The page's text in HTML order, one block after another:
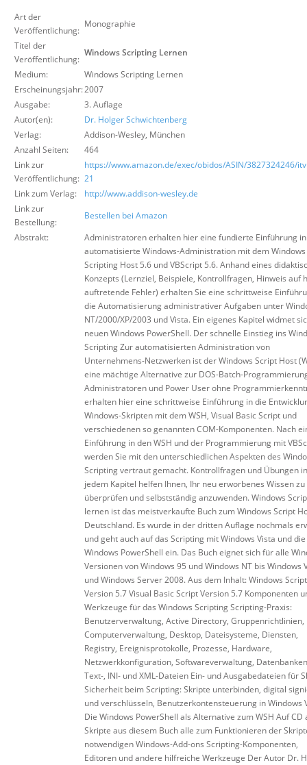
Art der
Veröffentlichung:
Monographie
Titel der
Veröffentlichung:
Windows Scripting Lernen
Medium:
Windows Scripting Lernen
Erscheinungsjahr:2007
Ausgabe:
3. Auflage
Autor(en):
Dr. Holger Schwichtenberg
Verlag:
Addison-Wesley, München
Anzahl Seiten:
464
Link zur
Veröffentlichung:
https://www.amazon.de/exec/obidos/ASIN/3827324246/
21
Link zum Verlag:
http://www.addison-wesley.de
Link zur
Bestellung:
Bestellen bei Amazon
Abstrakt:
Administratoren erhalten hier eine fundierte Einführung
automatisierte Windows-Administration mit dem Windows
Scripting Host 5.6 und VBScript 5.6. Anhand eines
Konzepts (Lernziel, Beispiele, Kontrollfragen, Hinweis auf
auftretende Fehler) erhalten Sie eine schrittweise
die Automatisierung administrativer Aufgaben unter
NT/2000/XP/2003 und Vista. Ein eigenes Kapitel widmet
neuen Windows PowerShell. Der schnelle Einstieg ins
Scripting Zur automatisierten Administration von
Unternehmens-Netzwerken ist der Windows Script Host
eine mächtige Alternative zur DOS-Batch-
Administratoren und Power User ohne
erhalten hier eine schrittweise Einführung in die
Windows-Skripten mit dem WSH, Visual Basic Script und
verschiedenen so genannten COM-Komponenten. Nach
Einführung in den WSH und der Programmierung mit
werden Sie mit den unterschiedlichen Aspekten des
Scripting vertraut gemacht. Kontrollfragen und Übungen in
jedem Kapitel helfen Ihnen, Ihr neu erworbenes Wissen zu
überprüfen und selbstständig anzuwenden. Windows
lernen ist das meistverkaufte Buch zum Windows Script
Deutschland. Es wurde in der dritten Auflage nochmals
und geht auch auf das Scripting mit Windows Vista und die
Windows PowerShell ein. Das Buch eignet sich für alle
Versionen von Windows 95 und Windows NT bis Windows
und Windows Server 2008. Aus dem Inhalt: Windows
Version 5.7 Visual Basic Script Version 5.7 Komponenten
Werkzeuge für das Windows Scripting Scripting-Praxis:
Benutzerverwaltung, Active Directory, Gruppenrichtlinien,
Computerverwaltung, Desktop, Dateisysteme, Diensten,
Registry, Ereignisprotokolle, Prozesse, Hardware,
Netzwerkkonfiguration, Softwareverwaltung,
Text-, INI- und XML-Dateien Ein- und Ausgabedateien für
Sicherheit beim Scripting: Skripte unterbinden, digital
und verschlüsseln, Benutzerkontensteuerung in Windows
Die Windows PowerShell als Alternative zum WSH Auf CD
Skripte aus diesem Buch alle zum Funktionieren der
notwendigen Windows-Add-ons Scripting-Komponenten,
Editoren und andere hilfreiche Werkzeuge Der Autor Dr.